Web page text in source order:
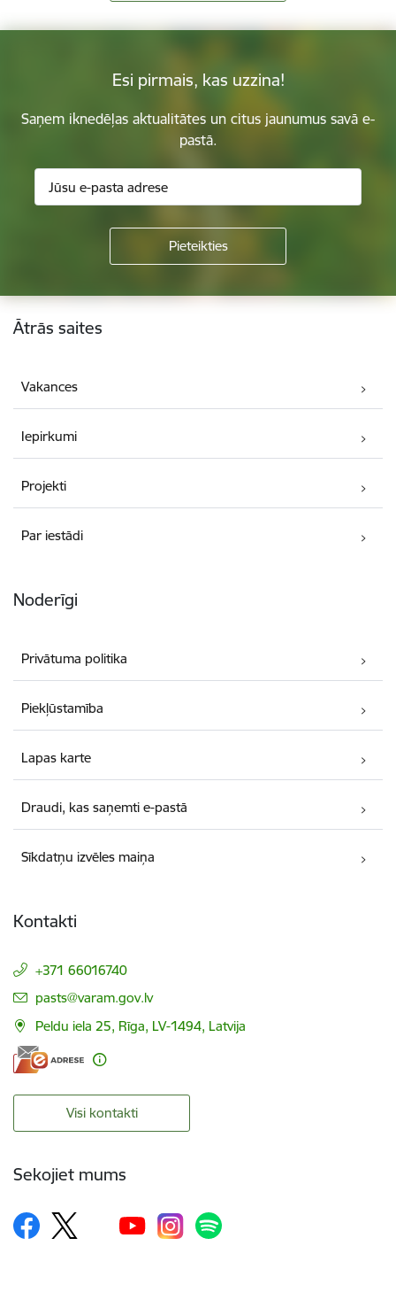
Esi pirmais, kas uzzina!
Saņem iknedēļas aktualitātes un citus jaunumus savā e-
pastā.
Kājene
Ātrās saites
Vakances
Iepirkumi
Projekti
Par iestādi
Noderīgi
Privātuma politika
Piekļūstamība
Lapas karte
Draudi, kas saņemti e-pastā
Sīkdatņu izvēles maiņa
Kontakti
+371 66016740
E-pasts:
pasts@varam.gov.lv
Peldu iela 25, Rīga, LV-1494, Latvija
Visi kontakti
Sekojiet mums